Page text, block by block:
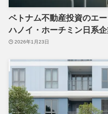
ベトナム不動産投資のエ
ハノイ・ホーチミン日系
2026年1月23日